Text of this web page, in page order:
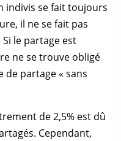
indivis se fait toujours
il ne se fait pas
le partageest
ne se trouve obligé
de partage« sans
de 2,5% est dû
Cependant,